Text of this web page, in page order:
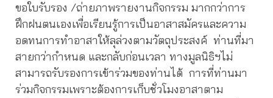
ขอใบรับรอง /ถ่ายภาพรายงานกิจกรรม มากกว่าการ
ฝึกฝนตนเองเพื่อเรียนรู้การเป็นอาสาสมัครและความ
อดทนการทำอาสาให้ลุล่วงตามวัตถุประสงค์ ท่านที่มา
สายกว่ากำหนด และกลับก่อนเวลา ทางมูลนิธิฯไม่
สามารถรับรองการเข้าร่วมของท่านได้ การที่ท่านมา
ร่วมกิจกรรมเพราะต้องการเก็บชั่วโมงอาสาตาม